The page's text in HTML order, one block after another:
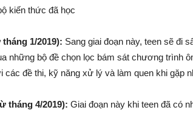
kiến thức đã học
1/2019): Sang giai đoạn này, teen sẽ đi
những bộ đề chọn lọc bám sát chương trình
đề thi, kỹ năng xử lý và làm quen khi gặp
tháng 4/2019): Giai đoạn này khi teen đã có